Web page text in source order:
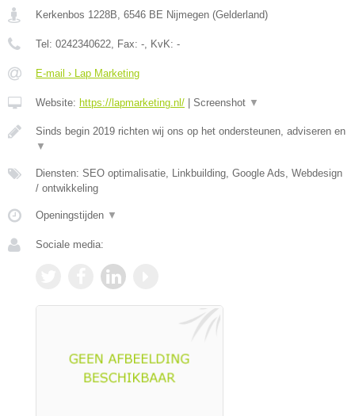
Kerkenbos 1228B, 6546 BE Nijmegen (Gelderland)
Tel: 0242340622, Fax: -, KvK: -
E-mail › Lap Marketing
Website: https://lapmarketing.nl/ Screenshot ▼
Sinds begin 2019 richten wij ons op het ondersteunen, adviseren en
▼
Diensten: SEO optimalisatie, Linkbuilding, Google Ads, Webdesign
/ ontwikkeling
Openingstijden ▼
Sociale media: